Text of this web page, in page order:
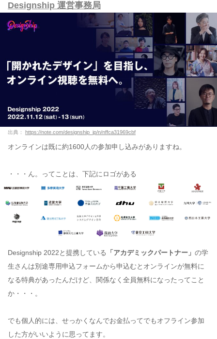
Designship 運営事務局
出典： https://note.com/designship_jp/n/nffca31969cbf
オンラインは既に約1600人の参加申し込みがありますね。
・・・ん。ってことは、下記にロゴがある
Designship 2022と提携している 「アカデミックパートナー」 の学
生さんは別途専用申込フォームから申込むとオンラインが無料に
なる特典があったんだけど、関係なく全員無料になったってこと
か・・・。
でも個人的には、せっかくなんでお金払ってでもオフライン参加
した方がいいように思ってます。